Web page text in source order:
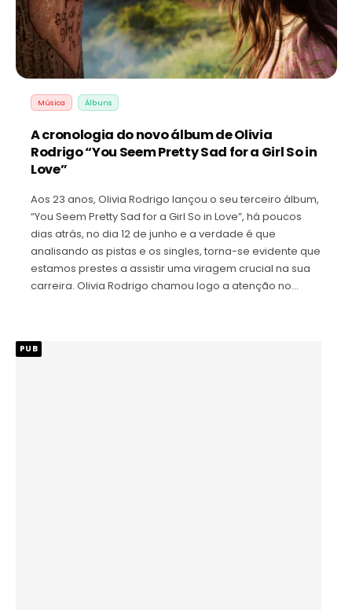
Música Álbuns
A cronologia do novo álbum de Olivia
Rodrigo “You Seem Pretty Sad for a Girl So in
Love”
Aos 23 anos, Olivia Rodrigo lançou o seu terceiro álbum,
“You Seem Pretty Sad for a Girl So in Love”, há poucos
dias atrás, no dia 12 de junho e a verdade é que
analisando as pistas e os singles, torna-se evidente que
estamos prestes a assistir uma viragem crucial na sua
carreira. Olivia Rodrigo chamou logo a atenção no…
PUB